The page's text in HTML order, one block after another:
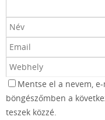
Mentse el a nevem,
böngészőmben a
teszek közzé.